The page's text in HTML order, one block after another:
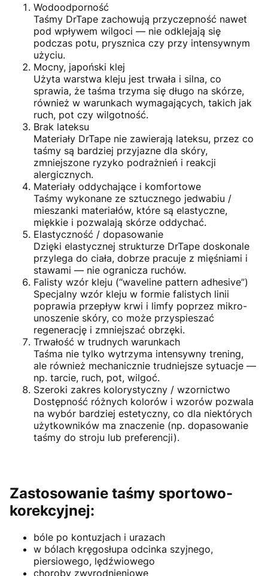
Wodoodporność
Taśmy DrTape zachowują przyczepność nawet
pod wpływem wilgoci — nie odklejają się
podczas potu, prysznica czy przy intensywnym
użyciu.
Mocny, japoński klej
Użyta warstwa kleju jest trwała i silna, co
sprawia, że taśma trzyma się długo na skórze,
również w warunkach wymagających, takich jak
ruch, pot czy wilgotność.
Brak lateksu
Materiały DrTape nie zawierają lateksu, przez co
taśmy są bardziej przyjazne dla skóry,
zmniejszone ryzyko podrażnień i reakcji
alergicznych.
Materiały oddychające i komfortowe
Taśmy wykonane ze sztucznego jedwabiu /
mieszanki materiałów, które są elastyczne,
miękkie i pozwalają skórze oddychać.
Elastyczność / dopasowanie
Dzięki elastycznej strukturze DrTape doskonale
przylega do ciała, dobrze pracuje z mięśniami i
stawami — nie ogranicza ruchów.
Falisty wzór kleju (“waveline pattern adhesive”)
Specjalny wzór kleju w formie falistych linii
poprawia przepływ krwi i limfy poprzez mikro-
unoszenie skóry, co może przyspieszać
regenerację i zmniejszać obrzęki.
Trwałość w trudnych warunkach
Taśma nie tylko wytrzyma intensywny trening,
ale również mechanicznie trudniejsze sytuacje —
np. tarcie, ruch, pot, wilgoć.
Szeroki zakres kolorystyczny / wzornictwo
Dostępność różnych kolorów i wzorów pozwala
na wybór bardziej estetyczny, co dla niektórych
użytkowników ma znaczenie (np. dopasowanie
taśmy do stroju lub preferencji).
Zastosowanie taśmy sportowo-
korekcyjnej:
bóle po kontuzjach i urazach
w bólach kręgosłupa odcinka szyjnego,
piersiowego, lędźwiowego
choroby zwyrodnieniowe